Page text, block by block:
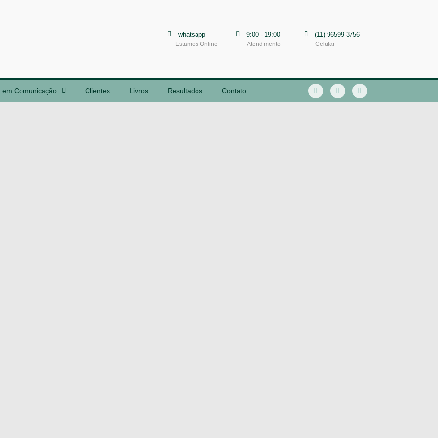
whatsapp
Estamos Online
9:00 - 19:00
Atendimento
(11) 96599-3756
Celular
em Comunicação Clientes Livros Resultados Contato